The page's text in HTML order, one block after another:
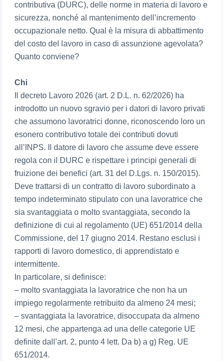
contributiva (DURC), delle norme in materia di lavoro e
sicurezza, nonché al mantenimento dell’incremento
occupazionale netto. Qual è la misura di abbattimento
del costo del lavoro in caso di assunzione agevolata?
Quanto conviene?
Chi
Il decreto Lavoro 2026 (art. 2 D.L. n. 62/2026) ha
introdotto un nuovo sgravio per i datori di lavoro privati
che assumono lavoratrici donne, riconoscendo loro un
esonero contributivo totale dei contributi dovuti
all’INPS. Il datore di lavoro che assume deve essere
regola con il DURC e rispettare i principi generali di
fruizione dei benefici (art. 31 del D.Lgs. n. 150/2015).
Deve trattarsi di un contratto di lavoro subordinato a
tempo indeterminato stipulato con una lavoratrice che
sia svantaggiata o molto svantaggiata, secondo la
definizione di cui al regolamento (UE) 651/2014 della
Commissione, del 17 giugno 2014. Restano esclusi i
rapporti di lavoro domestico, di apprendistato e
intermittente.
In particolare, si definisce:
– molto svantaggiata la lavoratrice che non ha un
impiego regolarmente retribuito da almeno 24 mesi;
– svantaggiata la lavoratrice, disoccupata da almeno
12 mesi, che appartenga ad una delle categorie UE
definite dall’art. 2, punto 4 lett. Da b) a g) Reg. UE
651/2014.